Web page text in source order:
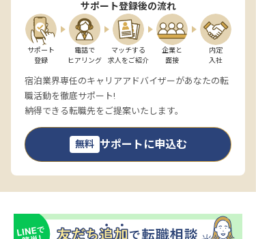
サポート登録後の流れ
サポート
登録
電話で
ヒアリング
マッチする
求人をご紹介
企業と
面接
内定
入社
宿泊業界専任のキャリアアドバイザーがあなたの転
職活動を徹底サポート!
納得できる転職先をご提案いたします。
無料 サポートに申込む